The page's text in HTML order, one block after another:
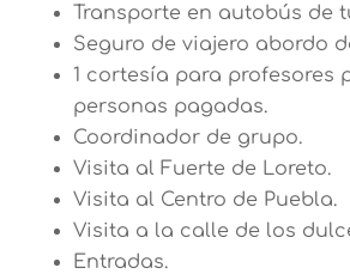
Transporte en autobús de
Seguro de viajero abordo
1 cortesía para profesores
personas pagadas.
Coordinador de grupo.
Visita al Fuerte de Loreto.
Visita al Centro de Puebla.
Visita a la calle de los
Entradas.